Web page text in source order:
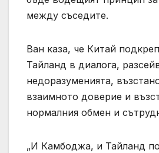
между съседите.
Ван каза, че Китай
Тайланд в диалога,
недоразуменията,
взаимното доверие и
нормалния обмен и
„И Камбоджа, и Тайланд